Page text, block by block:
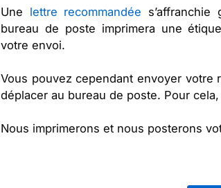
Une lettre recommandée
bureau de poste imprimera une
votre envoi.
Vous pouvez cependant envoyer votre
déplacer au bureau de poste. Pour
Nous imprimerons et nous posterons